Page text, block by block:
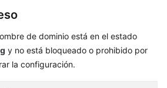
de dominio está en el estado
y no está bloqueado o prohibido por
la configuración.